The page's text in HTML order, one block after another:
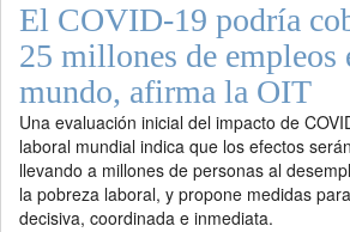
El COVID-19 podría
25 millones de empleos
mundo, afirma la OIT
Una evaluación inicial del impacto de
laboral mundial indica que los efectos
llevando a millones de personas al
la pobreza laboral, y propone medidas
decisiva, coordinada e inmediata.